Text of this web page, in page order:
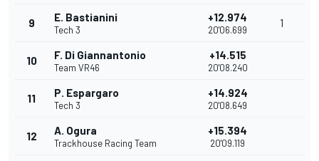
9 E. Bastianini
Tech 3
+12.974
20'06.699
1
10 F. Di Giannantonio
Team VR46
+14.515
20'08.240
11 P. Espargaro
Tech 3
+14.924
20'08.649
12 A. Ogura
Trackhouse Racing Team
+15.394
20'09.119